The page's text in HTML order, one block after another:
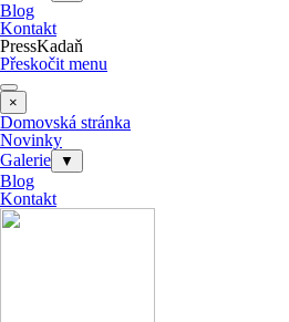
Blog
Kontakt
PressKadaň
Přeskočit menu
×
Domovská stránka
Novinky
Galerie
▼
Blog
Kontakt